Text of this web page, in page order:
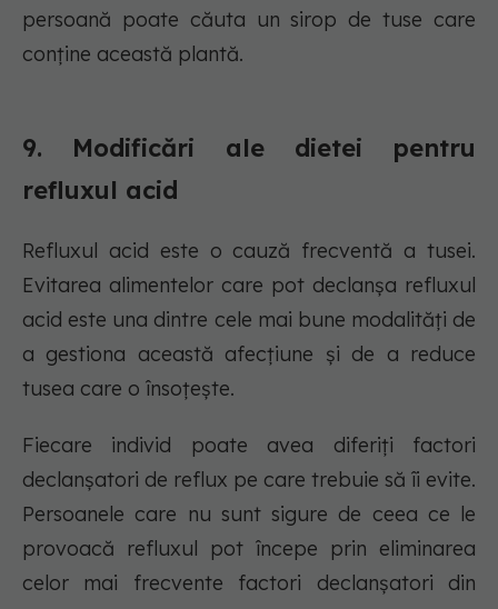
persoană poate căuta un sirop de tuse care
conține această plantă.
9. Modificări ale dietei pentru
refluxul acid
Refluxul acid este o cauză frecventă a tusei.
Evitarea alimentelor care pot declanșa refluxul
acid este una dintre cele mai bune modalități de
a gestiona această afecțiune și de a reduce
tusea care o însoțește.
Fiecare individ poate avea diferiți factori
declanșatori de reflux pe care trebuie să îi evite.
Persoanele care nu sunt sigure de ceea ce le
provoacă refluxul pot începe prin eliminarea
celor mai frecvente factori declanșatori din